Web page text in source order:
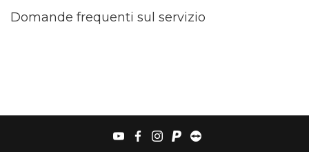
Domande frequenti sul servizio
youtubefacebook
instagram
paypalteamviewer